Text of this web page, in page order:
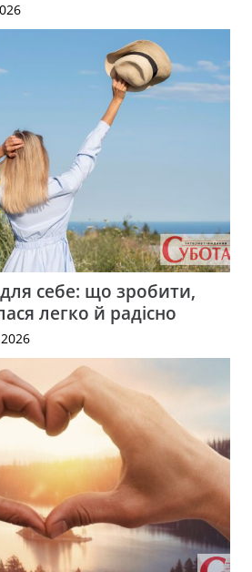
себе: що зробити,
легко й радісно